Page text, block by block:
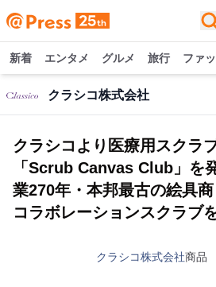
新着 エンタメ グルメ 旅行 ファ
クラシコ株式会社
クラシコより医療用スクラ
「Scrub Canvas Club」を
業270年・本邦最古の絵具
コラボレーションスクラブ
クラシコ株式会社商品